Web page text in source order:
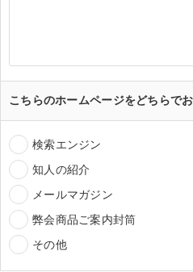
こちらのホームページをどちらで
検索エンジン
知人の紹介
メールマガジン
弊会商品ご案内封筒
その他